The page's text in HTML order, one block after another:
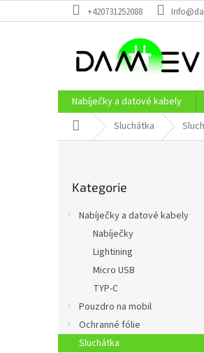
na
+420731252088
Nabíječky a datové kabely
Domů Sluchátka
e
l
kategorie
Kategorie
Nabíječky a datové kabely
Nabíječky
Lightining
Micro USB
TYP-C
Pouzdro na mobil
Ochranné fólie
Sluchátka